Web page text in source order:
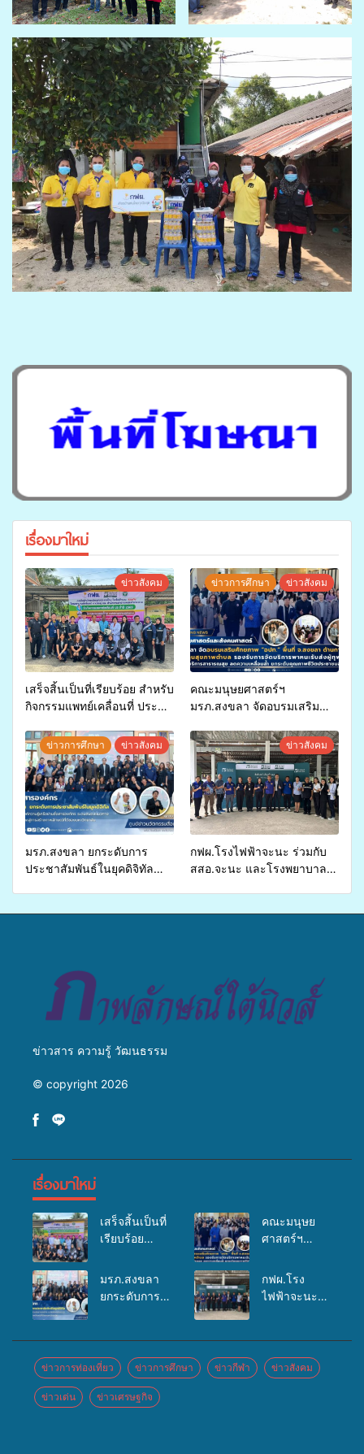
เรื่องมาใหม่
ข่าวสังคม
เสร็จสิ้นเป็นที่เรียบร้อย สำหรับ
กิจกรรมแพทย์เคลื่อนที่ ประจำ
สุขภาพแก่ประชาชนในพื้นที่
อำเภอจะนะ
ข่าวการศึกษา ข่าวสังคม
คณะมนุษยศาสตร์ฯ
มรภ.สงขลา จัดอบรมเสริม
จ่ายงบกองทุนสุขภาพตำบล
รองรับการจัดบริการพาหนะรับ
ส่งผู้ทุพพลภาพเพื่อเข้ารับ
บริการสาธารณสุข ลดความ
เหลื่อมล้ำ ยกระดับคุณภาพ
ชีวิตประชาชนอย่างยั่งยืน
ข่าวการศึกษา ข่าวสังคม
มรภ.สงขลา ยกระดับการ
ประชาสัมพันธ์ในยุคดิจิทัล
ข่าวสังคม
กฟผ.โรงไฟฟ้าจะนะ ร่วมกับ
สสอ.จะนะ และโรงพยาบาล
ข่าวสาร ความรู้ วัฒนธรรม
© copyright 2026
เรื่องมาใหม่
เสร็จสิ้นเป็นที่
เรียบร้อย
เคลื่อนที่
บริการด้าน
สุขภาพแก่
ประชาชนใน
พื้นที่อำเภอ
จะนะ
คณะมนุษย
ศาสตร์ฯ
จัดอบรมเสริม
ศักยภาพ
กองทุน
สุขภาพตำบล
รองรับการจัด
มรภ.สงขลา
ยกระดับการ
องค์ความรู้
เครือข่าย
สื่อสารองค์กร
กฟผ.โรง
ไฟฟ้าจะนะ
พยาบาลศิคริ
นทร์ หาดใหญ่
ข่าวการท่องเที่ยว ข่าวการศึกษา ข่าวกีฬา ข่าวสังคม
ข่าวเด่น ข่าวเศรษฐกิจ